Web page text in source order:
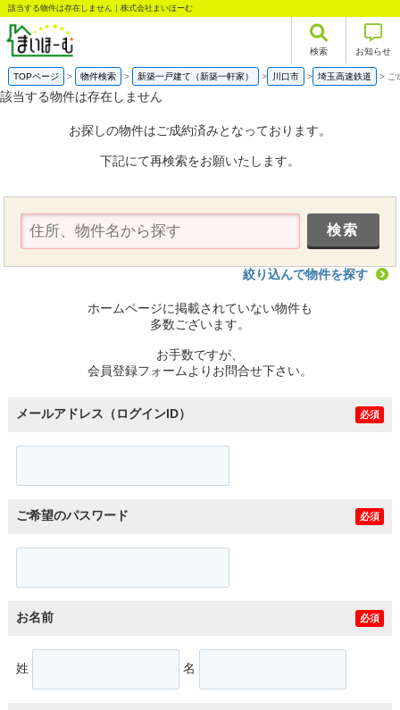
該当する物件は存在しません｜株式会社まいほーむ
検索 お知らせ
TOPページ 物件検索 新築一戸建て（新築一軒家） 川口市 埼玉高速鉄道 ご
該当する物件は存在しません
お探しの物件はご成約済みとなっております。
下記にて再検索をお願いたします。
絞り込んで物件を探す
ホームページに掲載されていない物件も
多数ございます。
お手数ですが、
会員登録フォームよりお問合せ下さい。
メールアドレス（ログインID） 必須
ご希望のパスワード 必須
お名前 必須
姓 名